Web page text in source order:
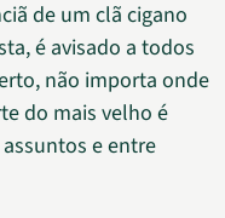
de um clã cigano
é avisado a todos
não importa onde
do mais velho é
e entre